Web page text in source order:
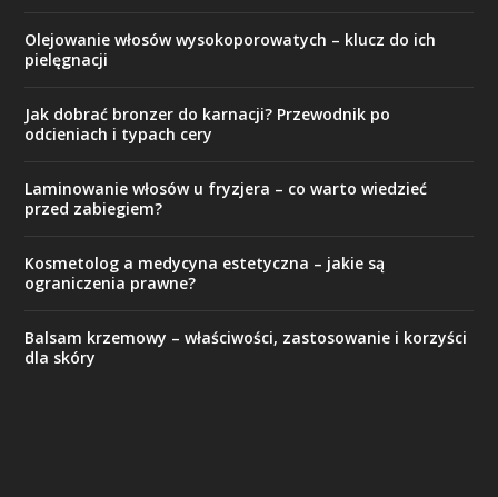
Olejowanie włosów wysokoporowatych – klucz do ich
pielęgnacji
Jak dobrać bronzer do karnacji? Przewodnik po
odcieniach i typach cery
Laminowanie włosów u fryzjera – co warto wiedzieć
przed zabiegiem?
Kosmetolog a medycyna estetyczna – jakie są
ograniczenia prawne?
Balsam krzemowy – właściwości, zastosowanie i korzyści
dla skóry